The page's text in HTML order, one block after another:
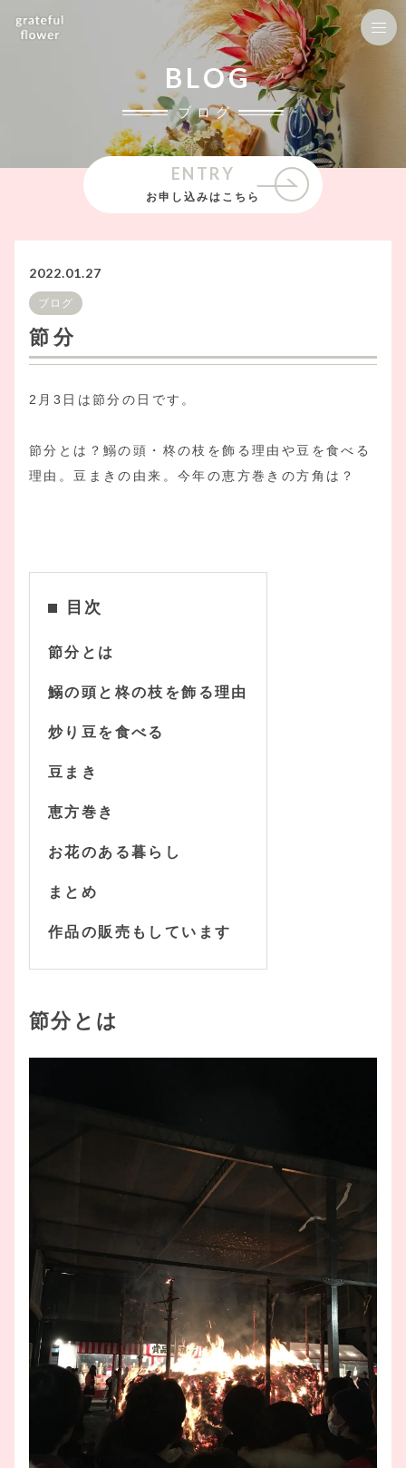
BLOG
ブログ
ENTRY
お申し込みはこちら
2022.01.27
ブログ
節分
2月3日は節分の日です。
節分とは？鰯の頭・柊の枝を飾る理由や豆を食べる
理由。豆まきの由来。今年の恵方巻きの方角は？
目次
節分とは
鰯の頭と柊の枝を飾る理由
炒り豆を食べる
豆まき
恵方巻き
お花のある暮らし
まとめ
作品の販売もしています
節分とは